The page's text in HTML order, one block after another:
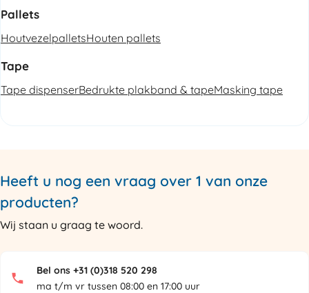
Pallets
HoutvezelpalletsHouten pallets
Tape
Tape dispenserBedrukte plakband & tapeMasking tape
Heeft u nog een vraag over 1 van onze
producten?
Wij staan u graag te woord.
Bel ons +31 (0)318 520 298
ma t/m vr tussen 08:00 en 17:00 uur